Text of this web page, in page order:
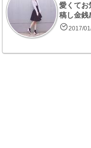
愛くてお
稿し金銭
2017/